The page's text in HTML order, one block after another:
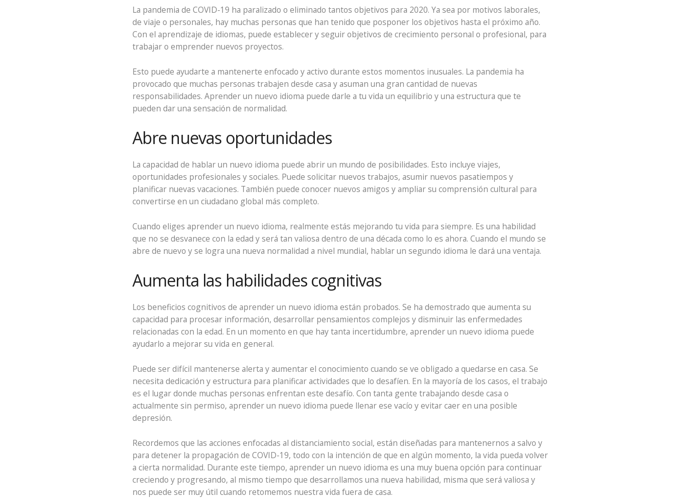
La pandemia de COVID-19 ha paralizado o eliminado tantos objetivos para 2020. Ya sea por motivos laborales,
de viaje o personales, hay muchas personas que han tenido que posponer los objetivos hasta el próximo año.
Con el aprendizaje de idiomas, puede establecer y seguir objetivos de crecimiento personal o profesional, para
trabajar o emprender nuevos proyectos.
Esto puede ayudarte a mantenerte enfocado y activo durante estos momentos inusuales. La pandemia ha
provocado que muchas personas trabajen desde casa y asuman una gran cantidad de nuevas
responsabilidades. Aprender un nuevo idioma puede darle a tu vida un equilibrio y una estructura que te
pueden dar una sensación de normalidad.
Abre nuevas oportunidades
La capacidad de hablar un nuevo idioma puede abrir un mundo de posibilidades. Esto incluye viajes,
oportunidades profesionales y sociales. Puede solicitar nuevos trabajos, asumir nuevos pasatiempos y
planificar nuevas vacaciones. También puede conocer nuevos amigos y ampliar su comprensión cultural para
convertirse en un ciudadano global más completo.
Cuando eliges aprender un nuevo idioma, realmente estás mejorando tu vida para siempre. Es una habilidad
que no se desvanece con la edad y será tan valiosa dentro de una década como lo es ahora. Cuando el mundo se
abre de nuevo y se logra una nueva normalidad a nivel mundial, hablar un segundo idioma le dará una ventaja.
Aumenta las habilidades cognitivas
Los beneficios cognitivos de aprender un nuevo idioma están probados. Se ha demostrado que aumenta su
capacidad para procesar información, desarrollar pensamientos complejos y disminuir las enfermedades
relacionadas con la edad. En un momento en que hay tanta incertidumbre, aprender un nuevo idioma puede
ayudarlo a mejorar su vida en general.
Puede ser difícil mantenerse alerta y aumentar el conocimiento cuando se ve obligado a quedarse en casa. Se
necesita dedicación y estructura para planificar actividades que lo desafíen. En la mayoría de los casos, el trabajo
es el lugar donde muchas personas enfrentan este desafío. Con tanta gente trabajando desde casa o
actualmente sin permiso, aprender un nuevo idioma puede llenar ese vacío y evitar caer en una posible
depresión.
Recordemos que las acciones enfocadas al distanciamiento social, están diseñadas para mantenernos a salvo y
para detener la propagación de COVID-19, todo con la intención de que en algún momento, la vida pueda volver
a cierta normalidad. Durante este tiempo, aprender un nuevo idioma es una muy buena opción para continuar
creciendo y progresando, al mismo tiempo que desarrollamos una nueva habilidad, misma que será valiosa y
nos puede ser muy útil cuando retomemos nuestra vida fuera de casa.